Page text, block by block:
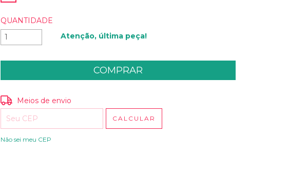
QUANTIDADE
Atenção, última peça!
Entregas para o CEP:
Meios de envio
CALCULAR
Não sei meu CEP